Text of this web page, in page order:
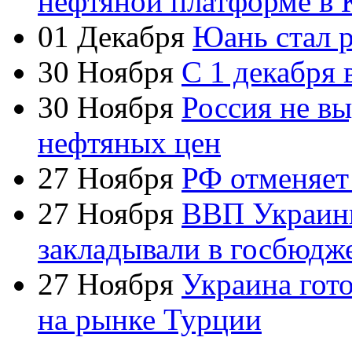
01 Декабря Юань стал
30 Ноября С 1 декабря
30 Ноября Россия не
нефтяных цен
27 Ноября РФ
27 Ноября ВВП
закладывали в
27 Ноября Украина
на рынке Турции